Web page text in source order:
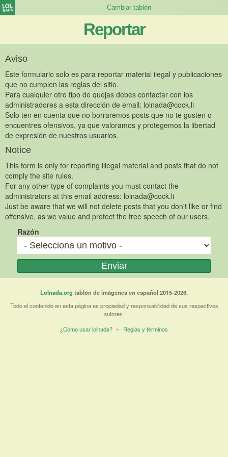
Reportar
Aviso
Este formulario solo es para reportar material ilegal y publicaciones
que no cumplen las reglas del sitio.
Para cualquier otro tipo de quejas debes contactar con los
administradores a esta dirección de email: lolnada@cock.li
Solo ten en cuenta que no borraremos posts que no te gusten o
encuentres ofensivos, ya que valoramos y protegemos la libertad
de expresión de nuestros usuarios.
Notice
This form is only for reporting illegal material and posts that do not
comply the site rules.
For any other type of complaints you must contact the
administrators at this email address: lolnada@cock.li
Just be aware that we will not delete posts that you don't like or find
offensive, as we value and protect the free speech of our users.
Razón
Lolnada.org tablón de imágenes en español 2015-2026.
Todo el contenido en esta página es propiedad y responsabilidad de sus respectivos
autores.
¿Cómo usar lolnada? ~ Reglas y términos